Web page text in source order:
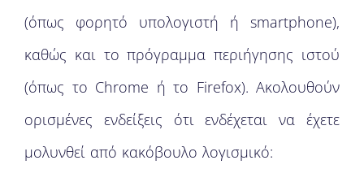
(όπως φορητό υπολογιστή ή smartphone),
καθώς και το πρόγραμμα περιήγησης ιστού
(όπως το Chrome ή το Firefox). Ακολουθούν
ορισμένες ενδείξεις ότι ενδέχεται να έχετε
μολυνθεί από κακόβουλο λογισμικό: